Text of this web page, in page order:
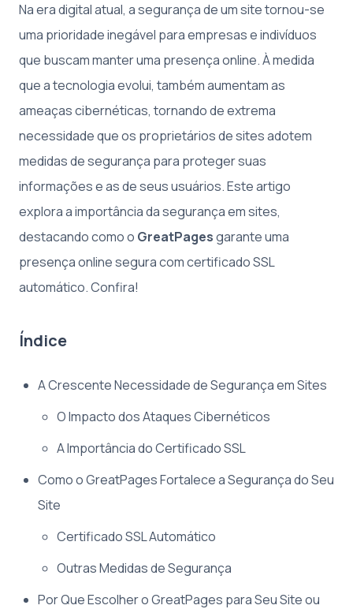
Na era digital atual, a segurança de um site tornou-se
uma prioridade inegável para empresas e indivíduos
que buscam manter uma presença online. À medida
que a tecnologia evolui, também aumentam as
ameaças cibernéticas, tornando de extrema
necessidade que os proprietários de sites adotem
medidas de segurança para proteger suas
informações e as de seus usuários. Este artigo
explora a importância da segurança em sites,
destacando como o GreatPagesgarante uma
presença online segura com certificado SSL
automático. Confira!
Índice
A Crescente Necessidade de Segurança em Sites
O Impacto dos Ataques Cibernéticos
A Importância do Certificado SSL
Como o GreatPages Fortalece a Segurança do Seu
Site
Certificado SSL Automático
Outras Medidas de Segurança
Por Que Escolher o GreatPages para Seu Site ou